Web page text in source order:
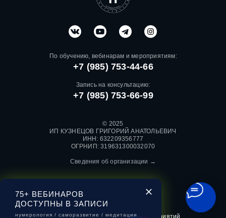
© 2025
ИП КУЗНЕЦОВ ГРИГОРИЙ АНАТОЛЬЕВИЧ
ИНН: 632209356777
ОГРНИП: 319631300032070
Сведения об организации →
+7 (985) 753-44-66
+7 (985) 753-66-99
По обучению, вебинарам и мероприятиям:
Запись на консультацию:
Договор оферты
Договор оферты для выездных мероприятий
75+ ВЕБИНАРОВ
ДОСТУПНЫ В ЗАПИСИ
нумерология / саморазвитие / медитации